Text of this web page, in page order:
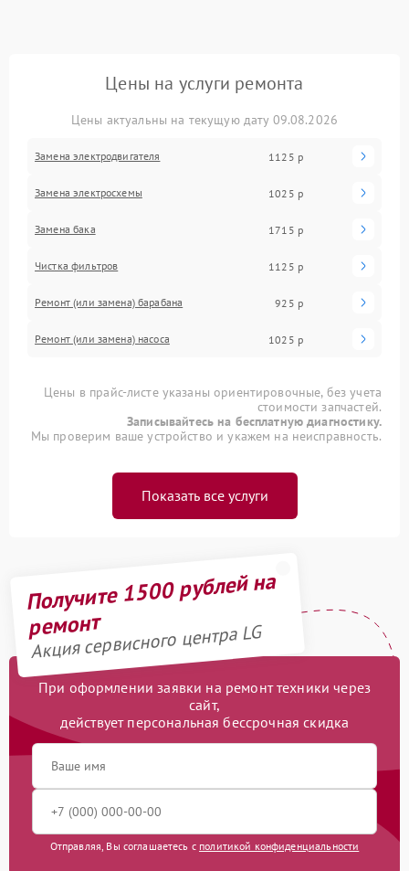
Цены на услуги ремонта
Цены актуальны на текущую дату 09.08.2026
Замена электродвигателя 1125 р
Замена электросхемы 1025 р
Замена бака 1715 р
Чистка фильтров 1125 р
Ремонт (или замена) барабана 925 р
Ремонт (или замена) насоса 1025 р
Цены в прайс-листе указаны ориентировочные, без учета
стоимости запчастей.
Записывайтесь на бесплатную диагностику.
Мы проверим ваше устройство и укажем на неисправность.
Показать все услуги
Получите 1500 рублей на
ремонт
Акция сервисного центра LG
При оформлении заявки на ремонт техники через
сайт,
действует персональная бессрочная скидка
Отправляя, Вы соглашаетесь с политикой конфиденциальности